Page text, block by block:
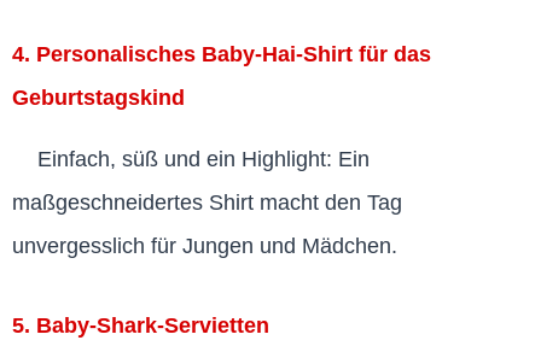
4. Personalisches Baby-Hai-Shirt für das
Geburtstagskind
Einfach, süß und ein Highlight: Ein
maßgeschneidertes Shirt macht den Tag
unvergesslich für Jungen und Mädchen.
5. Baby-Shark-Servietten